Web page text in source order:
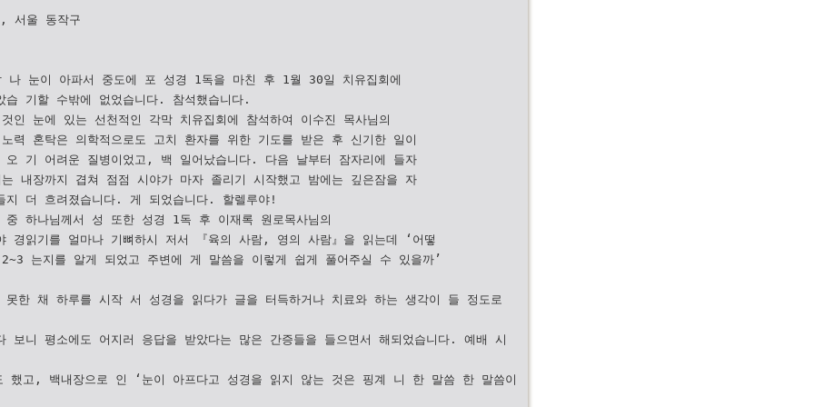
서울 동작구
나 눈이 아파서 중도에 포 성경 1독을 마친 후 1월 30일 치유집회에
습 기할 수밖에 없었습니다. 참석했습니다.
인 눈에 있는 선천적인 각막 치유집회에 참석하여 이수진 목사님의
력 혼탁은 의학적으로도 고치 환자를 위한 기도를 받은 후 신기한 일이
오 기 어려운 질병이었고, 백 일어났습니다. 다음 날부터 잠자리에 들자
내장까지 겹쳐 점점 시야가 마자 졸리기 시작했고 밤에는 깊은잠을 자
지 더 흐려졌습니다. 게 되었습니다. 할렐루야!
중 하나님께서 성 또한 성경 1독 후 이재록 원로목사님의
경읽기를 얼마나 기뼈하시 저서 『육의 사람, 영의 사람』을 읽는데 ‘어떻
는지를 알게 되었고 주변에 게 말씀을 이렇게 쉽게 풀어주실 수 있을까’
못한 채 하루를 시작 서 성경을 읽다가 글을 터득하거나 치료와 하는 생각이 들 정도로
보니 평소에도 어지러 응답을 받았다는 많은 간증들을 들으면서 해되었습니다. 예배 시
했고, 백내장으로 인 ‘눈이 아프다고 성경을 읽지 않는 것은 핑계 니 한 말씀 한 말씀이